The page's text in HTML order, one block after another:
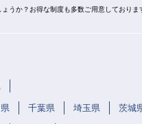
うか？お得な制度も多数ご用意しており
千葉県 埼玉県 茨城